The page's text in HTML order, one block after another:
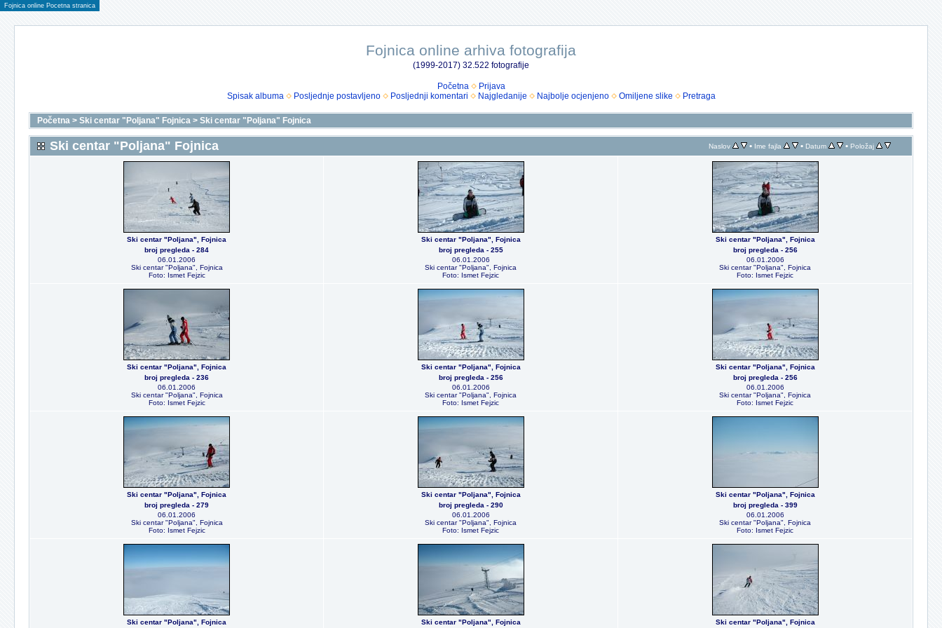
Fojnica online Pocetna stranica
Fojnica online arhiva fotografija
(1999-2017) 32.522 fotografije
Početna
Prijava
Spisak albuma
Posljednje postavljeno Posljednji komentari Najgledanije Najbolje ocjenjeno Omiljene slike Pretraga
Početna > Ski centar "Poljana" Fojnica > Ski centar "Poljana" Fojnica
Ski centar "Poljana" Fojnica Naslov • Ime fajla • Datum • Položaj
Ski centar "Poljana", Fojnica
broj pregleda - 284
06.01.2006
Ski centar "Poljana", Fojnica
Foto: Ismet Fejzic
Ski centar "Poljana", Fojnica
broj pregleda - 255
06.01.2006
Ski centar "Poljana", Fojnica
Foto: Ismet Fejzic
Ski centar "Poljana", Fojnica
broj pregleda - 256
06.01.2006
Ski centar "Poljana", Fojnica
Foto: Ismet Fejzic
Ski centar "Poljana", Fojnica
broj pregleda - 236
06.01.2006
Ski centar "Poljana", Fojnica
Foto: Ismet Fejzic
Ski centar "Poljana", Fojnica
broj pregleda - 256
06.01.2006
Ski centar "Poljana", Fojnica
Foto: Ismet Fejzic
Ski centar "Poljana", Fojnica
broj pregleda - 256
06.01.2006
Ski centar "Poljana", Fojnica
Foto: Ismet Fejzic
Ski centar "Poljana", Fojnica
broj pregleda - 279
06.01.2006
Ski centar "Poljana", Fojnica
Foto: Ismet Fejzic
Ski centar "Poljana", Fojnica
broj pregleda - 290
06.01.2006
Ski centar "Poljana", Fojnica
Foto: Ismet Fejzic
Ski centar "Poljana", Fojnica
broj pregleda - 399
06.01.2006
Ski centar "Poljana", Fojnica
Foto: Ismet Fejzic
Ski centar "Poljana", Fojnica Ski centar "Poljana", Fojnica Ski centar "Poljana", Fojnica